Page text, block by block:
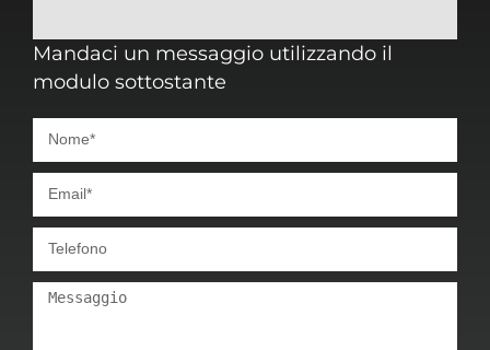
Mandaci un messaggio utilizzando il
modulo sottostante